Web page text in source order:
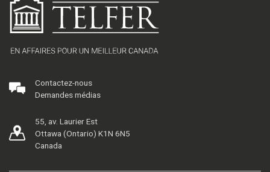
Contactez-nous
Demandes médias
55, av. Laurier Est
Ottawa (Ontario) K1N 6N5
Canada